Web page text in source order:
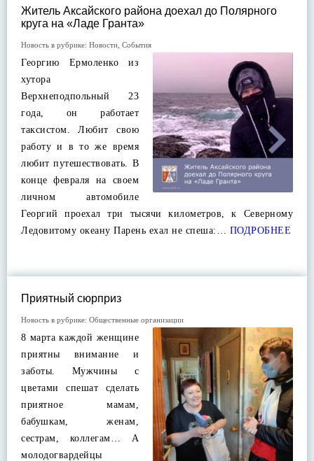
Житель Аксайского района доехал до Полярного
круга на «Ладе Гранта»
Новость в рубрике: Новости События
Георгию Ермоленко из
хутора
Верхнеподпольный 23
года, он работает
таксистом. Любит свою
работу и в то же время
любит путешествовать. В
конце февраля на своем
личном автомобиле
Георгий проехал три тысячи километров, к Северному
Ледовитому океану Парень ехал не спеша:… ПОДРОБНЕЕ
Приятный сюрприз
Новость в рубрике: Общественные организации
8 марта каждой женщине
приятны внимание и
заботы. Мужчины с
цветами спешат сделать
приятное мамам,
бабушкам, женам,
сестрам, коллегам… А
молодогвардейцы